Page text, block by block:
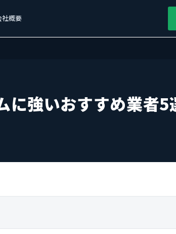
社概要
に強いおすすめ業者5